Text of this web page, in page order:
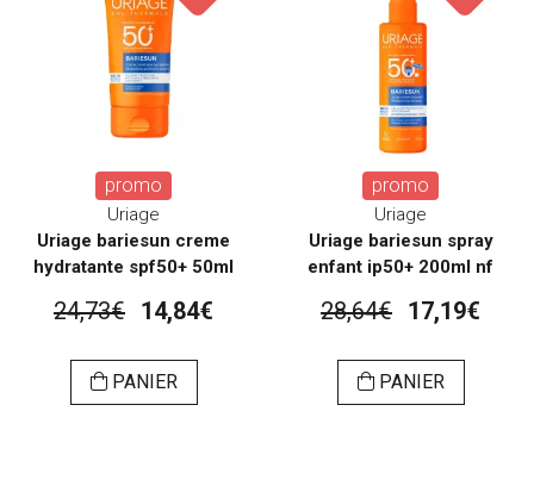
promo
Uriage
Uriage bariesun creme
hydratante spf50+ 50ml
24,73€ 14,84€
PANIER
promo
Uriage
Uriage bariesun spray
enfant ip50+ 200ml nf
28,64€ 17,19€
PANIER